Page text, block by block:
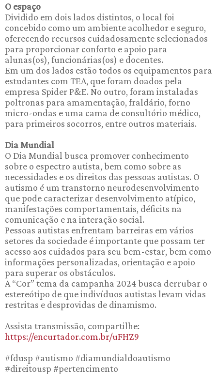
O espaço
Dividido em dois lados distintos, o local foi
concebido como um ambiente acolhedor e seguro,
oferecendo recursos cuidadosamente selecionados
para proporcionar conforto e apoio para
alunas(os), funcionárias(os) e docentes.
Em um dos lados estão todos os equipamentos para
estudantes com TEA, que foram doados pela
empresa Spider P&E. No outro, foram instaladas
poltronas para amamentação, fraldário, forno
micro-ondas e uma cama de consultório médico,
para primeiros socorros, entre outros materiais.
Dia Mundial
O Dia Mundial busca promover conhecimento
sobre o espectro autista, bem como sobre as
necessidades e os direitos das pessoas autistas. O
autismo é um transtorno neurodesenvolvimento
que pode caracterizar desenvolvimento atípico,
manifestações comportamentais, déficits na
comunicação e na interação social.
Pessoas autistas enfrentam barreiras em vários
setores da sociedade é importante que possam ter
acesso aos cuidados para seu bem-estar, bem como
informações personalizadas, orientação e apoio
para superar os obstáculos.
A “Cor” tema da campanha 2024 busca derrubar o
estereótipo de que indivíduos autistas levam vidas
restritas e desprovidas de dinamismo.
Assista transmissão, compartilhe:
https://encurtador.com.br/uFHZ9
#fdusp #autismo #diamundialdoautismo
#direitousp #pertencimento